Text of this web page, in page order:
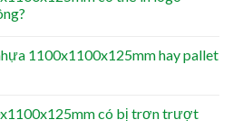
1100x1100x125mm hay pallet
có bị trơn trượt